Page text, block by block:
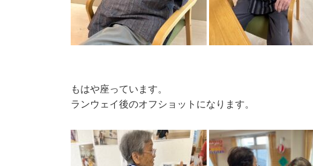
もはや座っています。
ランウェイ後のオフショットになります。